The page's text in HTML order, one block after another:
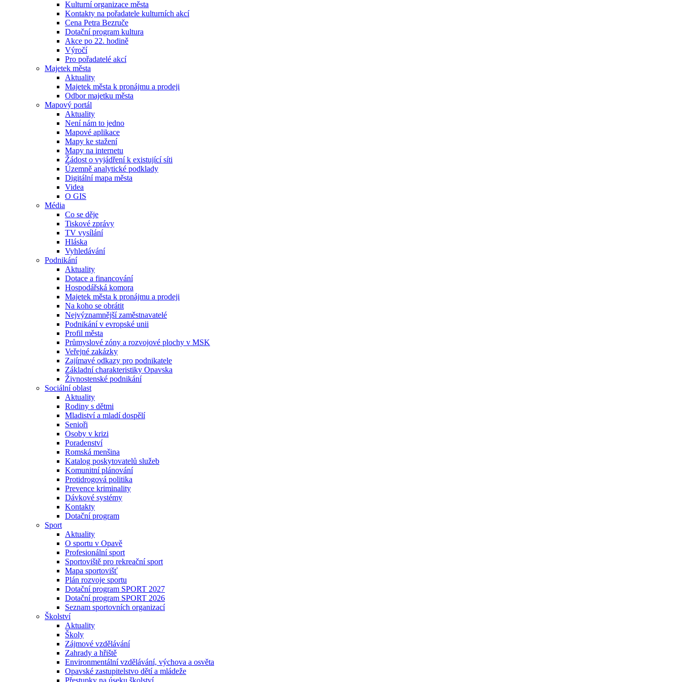
Kulturní organizace města
Kontakty na pořadatele kulturních akcí
Cena Petra Bezruče
Dotační program kultura
Akce po 22. hodině
Výročí
Pro pořadatelé akcí
Majetek města
Aktuality
Majetek města k pronájmu a prodeji
Odbor majetku města
Mapový portál
Aktuality
Není nám to jedno
Mapové aplikace
Mapy ke stažení
Mapy na internetu
Žádost o vyjádření k existující síti
Územně analytické podklady
Digitální mapa města
Videa
O GIS
Média
Co se děje
Tiskové zprávy
TV vysílání
Hláska
Vyhledávání
Podnikání
Aktuality
Dotace a financování
Hospodářská komora
Majetek města k pronájmu a prodeji
Na koho se obrátit
Nejvýznamnější zaměstnavatelé
Podnikání v evropské unii
Profil města
Průmyslové zóny a rozvojové plochy v MSK
Veřejné zakázky
Zajímavé odkazy pro podnikatele
Základní charakteristiky Opavska
Živnostenské podnikání
Sociální oblast
Aktuality
Rodiny s dětmi
Mladiství a mladí dospělí
Senioři
Osoby v krizi
Poradenství
Romská menšina
Katalog poskytovatelů služeb
Komunitní plánování
Protidrogová politika
Prevence kriminality
Dávkové systémy
Kontakty
Dotační program
Sport
Aktuality
O sportu v Opavě
Profesionální sport
Sportoviště pro rekreační sport
Mapa sportovišť
Plán rozvoje sportu
Dotační program SPORT 2027
Dotační program SPORT 2026
Seznam sportovních organizací
Školství
Aktuality
Školy
Zájmové vzdělávání
Zahrady a hřiště
Environmentální vzdělávání, výchova a osvěta
Opavské zastupitelstvo dětí a mládeže